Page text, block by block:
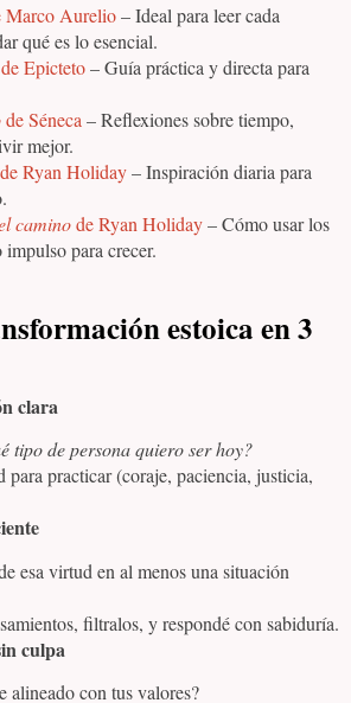
Marco Aurelio– Ideal para leer cada
qué es lo esencial.
de Epicteto– Guía práctica y directa para
de Séneca – Reflexiones sobre tiempo,
mejor.
de Ryan Holiday– Inspiración diaria para
caminode Ryan Holiday– Cómo usar los
para crecer.
estoica en 3
clara
tipo de persona quiero ser hoy?
practicar (coraje, paciencia, justicia,
esa virtud en al menos una situación
filtralos, y respondé con sabiduría.
culpa
alineado con tus valores?